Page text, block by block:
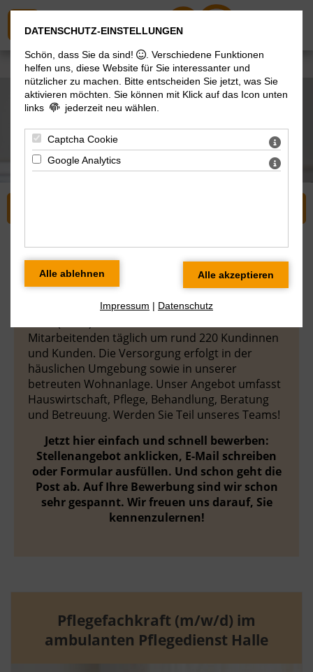
Sie sind hier:Pflegedienst> Jobs
Stellenangebote
Wir sind die Wunschick Pflegedienst GmbH aus
Mitarbeitenden täglich um rund 220 Kundinnen
und Kunden. Die Versorgung erfolgt in der
häuslichen Umgebung sowie in unserer
betreuten Wohnanlage. Unser Angebot umfasst
Hauswirtschaft, Pflege, Behandlung, Beratung
und Betreuung. Werden Sie Teil unseres Teams!
Jetzt hier einfach und schnell bewerben:
Stellenangebot anklicken, E-Mail schreiben
oder Formular ausfüllen. Und schon geht die
Post ab. Auf Ihre Bewerbung sind wir schon
sehr gespannt. Wir freuen uns darauf, Sie
kennenzulernen!
Pflegefachkraft (m/w/d) im
ambulanten Pflegedienst Halle
DATENSCHUTZ-EINSTELLUNGEN
Schön, dass Sie da sind!
. Verschiedene Funktionen
helfen uns, diese Website für Sie interessanter und
nützlicher zu machen.
Bitte entscheiden Sie jetzt, was Sie
aktivieren möchten. Sie können mit Klick auf das Icon unten
links
jederzeit neu wählen.
Captcha Cookie
Google Analytics
Impressum | Datenschutz